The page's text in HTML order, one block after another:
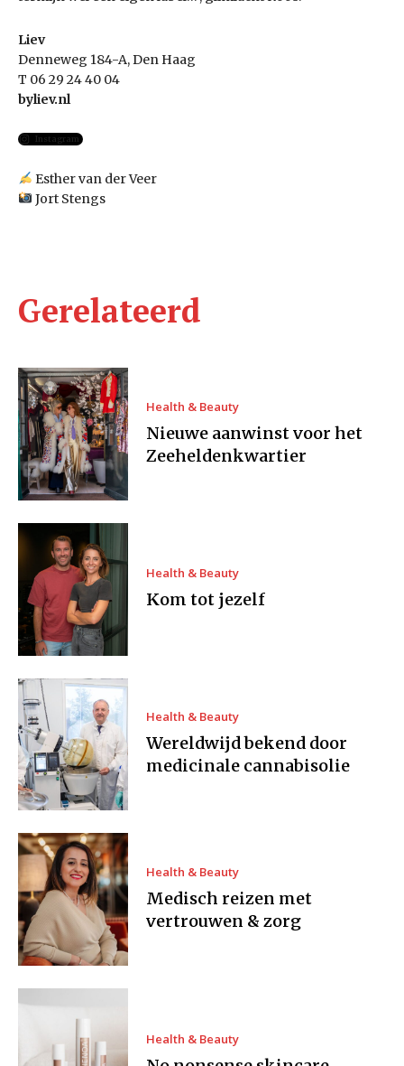
Liev
Denneweg 184-A, Den Haag
T 06 29 24 40 04
byliev.nl
Instagram
Esther van der Veer
Jort Stengs
Gerelateerd
Health & Beauty
Nieuwe aanwinst voor het
Zeeheldenkwartier
Health & Beauty
Kom tot jezelf
Health & Beauty
Wereldwijd bekend door
medicinale cannabisolie
Health & Beauty
Medisch reizen met
vertrouwen & zorg
Health & Beauty